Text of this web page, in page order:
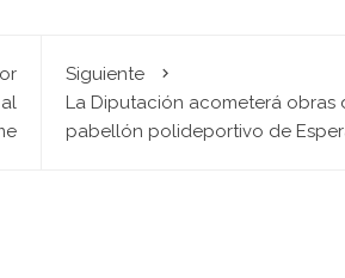
Siguiente
La Diputación acometerá obras
pabellón polideportivo de